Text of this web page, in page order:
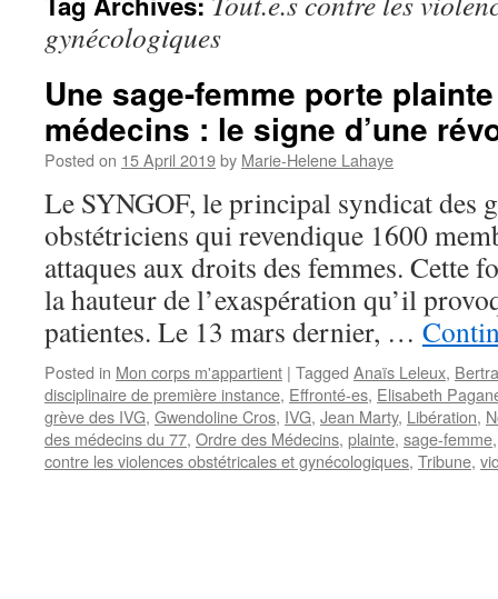
gynécologiques
Une sage-femme porte
médecins : le signe d’une
Posted on 15 April 2019by Marie-Helene Lahaye
Le SYNGOF, le principal syndicat des
obstétriciens qui revendique 1600
attaques aux droits des femmes. Cette
la hauteur de l’exaspération qu’il
patientes. Le 13 mars dernier, …
Posted in Mon corps m'appartient | Tagged Anaïs Leleux,
disciplinaire de première instance, Effronté-es, Elisabeth
grève des IVG, Gwendoline Cros, IVG, Jean Marty, Libération,
des médecins du 77, Ordre des Médecins, plainte, sage-femme
contre les violences obstétricales et gynécologiques, Tribune,